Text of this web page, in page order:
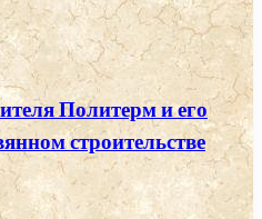
Политерм и его
строительстве